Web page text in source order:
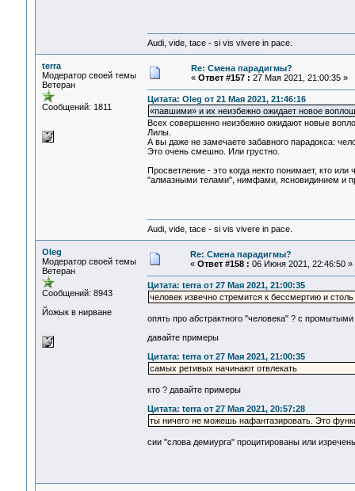
Audi, vide, tace - si vis vivere in pace.
terra
Модератор своей темы
Ветеран
Сообщений: 1811
Re: Смена парадигмы?
« Ответ #157 : 27 Мая 2021, 21:00:35 »
Цитата: Oleg от 21 Мая 2021, 21:46:16
«павшими» и их неизбежно ожидает новое
Всех совершенно неизбежно ожидают новые
Лилы.
А вы даже не замечаете забавного парадокса:
Это очень смешно. Или грустно.
Просветление - это когда некто понимает, кто
"алмазными телами", нимфами, ясновидинием и
Audi, vide, tace - si vis vivere in pace.
Oleg
Модератор своей темы
Ветеран
Сообщений: 8943
Йожык в нирване
Re: Смена парадигмы?
« Ответ #158 : 06 Июня 2021, 22:46:50 »
Цитата: terra от 27 Мая 2021, 21:00:35
человек извечно стремится к бессмертию и
опять про абстрактного "человека" ? с
давайте примеры
Цитата: terra от 27 Мая 2021, 21:00:35
самых ретивых начинают отвлекать
кто ? давайте примеры
Цитата: terra от 27 Мая 2021, 20:57:28
ты ничего не можешь нафантазировать. Это
сии "слова демиурга" процитированы или